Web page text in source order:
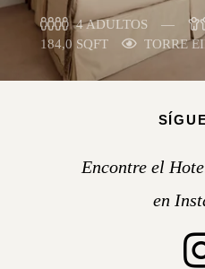
4 ADULTOS
184,0 SQFT
TORRE
Encontre el
en